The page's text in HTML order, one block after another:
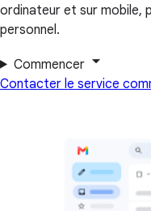
ordinateur et sur mobile,
personnel.
Commencer
Contacter le service